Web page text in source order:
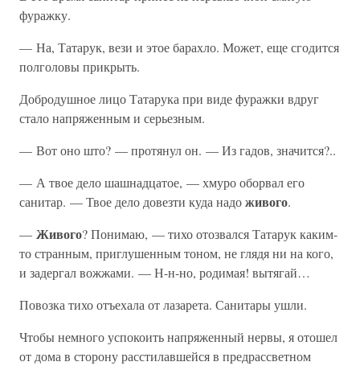
фуражку.
— На, Татарук, вези и этое барахло. Может, еще сгодится
полголовы прикрыть.
Добродушное лицо Татарука при виде фуражки вдруг
стало напряженным и серьезным.
— Вот оно што? — протянул он. — Из гадов, значится?..
— А твое дело шашнадцатое, — хмуро оборвал его
санитар. — Твое дело довезти куда надоживого.
— Живого? Понимаю, — тихо отозвался Татарук каким-
то странным, приглушенным тоном, не глядя ни на кого,
и задергал вожжами. — Н-н-но, родимая! вытягай…
Повозка тихо отъехала от лазарета. Санитары ушли.
Чтобы немного успокоить напряженный нервы, я отошел
от дома в сторону расстилавшейся в предрассветном